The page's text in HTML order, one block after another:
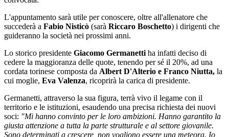
L'appuntamento sarà utile per conoscere, oltre all'allenatore che
succederà a Fabio Nisticò (sarà Riccaro Boschetto) i dirigenti che
guideranno la società nei prossimi anni.
Lo storico presidente Giacomo Germanetti ha infatti deciso di
cedere la maggioranza delle quote, tenendo per sé il 20%, ad una
cordata torinese composta da Albert D'Alterio e Franco Niutta, la
cui moglie, Eva Valenza, ricoprirà la carica di presidente.
Germanetti, attraverso la sua figura, terrà vivo il legame con il
territorio e le istituzioni, esaudendo una precisa richiesta dei nuovi
soci: "Mi hanno convinto per le loro ambizioni. Hanno garantito la
giusta attenzione a tutta la parte strutturale e al settore giovanile.
Sono determinati a crescere, non vogliono essere una meteora. Io